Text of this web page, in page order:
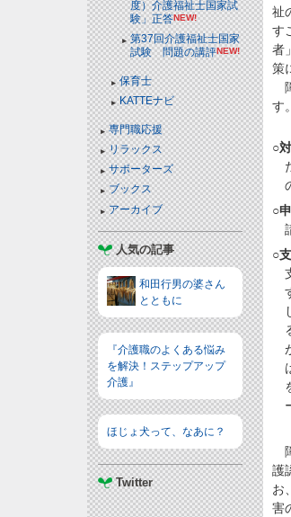
度）介護福祉士国家試
験」正答NEW!
第37回介護福祉士国家
試験 問題の講評NEW!
保育士
KATTEナビ
専門職応援
リラックス
サポーターズ
ブックス
アーカイブ
人気の記事
和田行男の婆さん
とともに
『介護職のよくある悩み
を解決！ステップアップ
介護』
ほじょ犬って、なあに？
Twitter
祉
す
者
策
す
○
○
○
護
お
害